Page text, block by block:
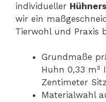
individueller
wir ein
Tierwohl und Praxis
Grundmaße
Huhn 0,33 m²
Zentimeter
Materialwahl